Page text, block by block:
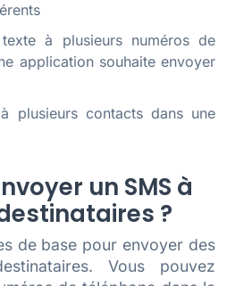
à plusieurs numéros de
application souhaite envoyer
plusieurs contacts dans une
un SMS à
?
de base pour envoyer des
Vous pouvez